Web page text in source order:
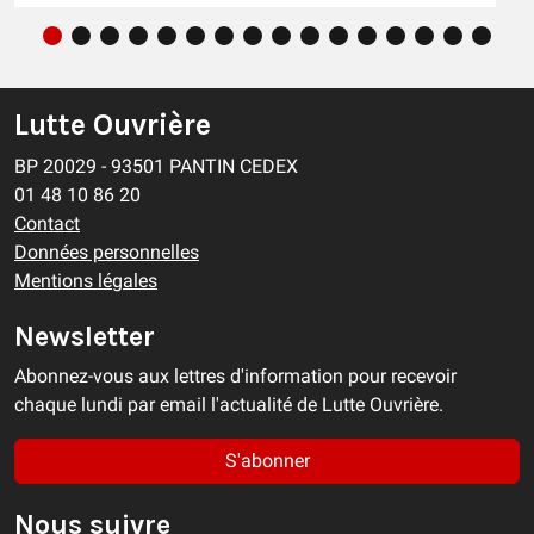
Lutte Ouvrière
BP 20029 - 93501 PANTIN CEDEX
01 48 10 86 20
Contact
Données personnelles
Mentions légales
Newsletter
Abonnez-vous aux lettres d'information pour recevoir
chaque lundi par email l'actualité de Lutte Ouvrière.
S'abonner
Nous suivre